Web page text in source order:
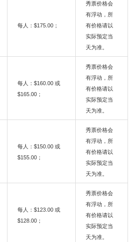
每人：$175.00；
秀票价格会
有浮动，所
有价格请以
实际预定当
天为准。
每人：$160.00 或
$165.00；
秀票价格会
有浮动，所
有价格请以
实际预定当
天为准。
每人：$150.00 或
$155.00；
秀票价格会
有浮动，所
有价格请以
实际预定当
天为准。
每人：$123.00 或
$128.00；
秀票价格会
有浮动，所
有价格请以
实际预定当
天为准。